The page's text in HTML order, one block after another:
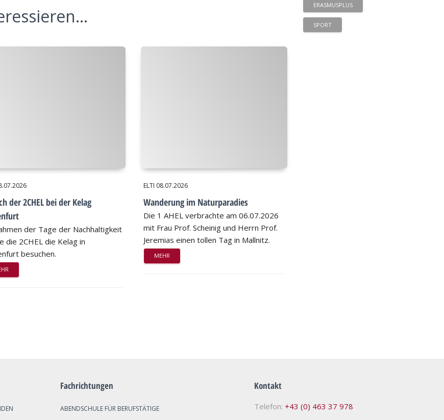
der 2CHEL bei der Kelag
der Tage der Nachhaltigkeit
die 2CHEL die Kelag in
besuchen.
ELTI 08.07.2026
Wanderung im Naturparadies
Die 1 AHEL verbrachte am 06.07.2026
mit Frau Prof. Scheinig und Herrn Prof.
Jeremias einen tollen Tag in Mallnitz.
MEHR
ERASMUSPLUS
SPORT
Fachrichtungen
ABENDSCHULE FÜR BERUFSTÄTIGE
Kontakt
Telefon: +43 (0) 463 37 978